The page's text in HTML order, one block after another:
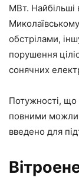
МВт. Найбільші
обстрілами,
порушення
сонячних
Потужності, що
повними
введено для